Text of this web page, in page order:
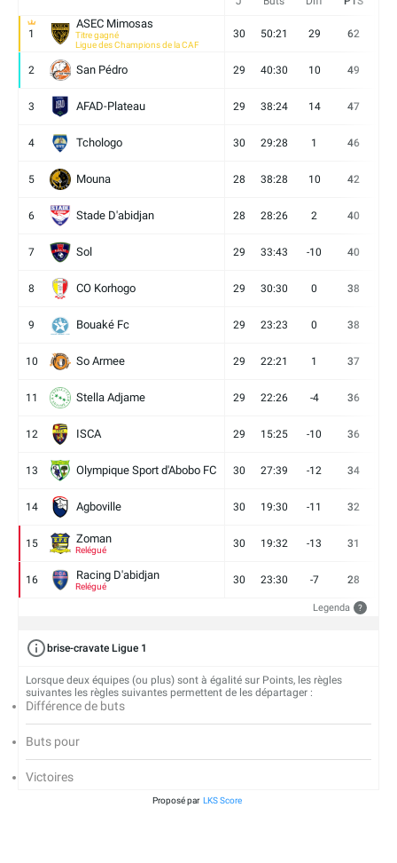
1
ASEC Mimosas
Titre gagné
Ligue des Champions de la CAF
30 50:21 29 62
2 San Pédro 29 40:30 10 49
3 AFAD-Plateau 29 38:24 14 47
4 Tchologo 30 29:28 1 46
5 Mouna 28 38:28 10 42
6 Stade D'abidjan 28 28:26 2 40
7 Sol 29 33:43 -10 40
8 CO Korhogo 29 30:30 0 38
9 Bouaké Fc 29 23:23 0 38
10 So Armee 29 22:21 1 37
11 Stella Adjame 29 22:26 -4 36
12 ISCA 29 15:25 -10 36
13 Olympique Sport d'Abobo FC 30 27:39 -12 34
14 Agboville 30 19:30 -11 32
15 Zoman
Relégué
30 19:32 -13 31
16 Racing D'abidjan
Relégué
30 23:30 -7 28
Legenda ?
brise-cravate Ligue 1
Lorsque deux équipes (ou plus) sont à égalité sur Points, les règles
suivantes les règles suivantes permettent de les départager :
Différence de buts
Buts pour
Victoires
Proposé par LKS Score